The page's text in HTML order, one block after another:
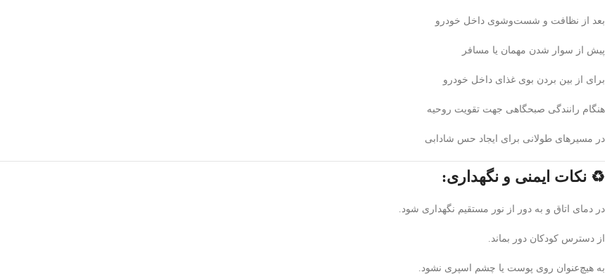
بعد از نظافت و شست‌وشوی داخل خودرو
پیش از سوار شدن مهمان یا مسافر
برای از بین بردن بوی غذای داخل خودرو
هنگام رانندگی صبحگاهی جهت تقویت روحیه
در مسیرهای طولانی برای ایجاد حس شادابی
♻️ نکات ایمنی و نگهداری:
در دمای اتاق و به دور از نور مستقیم نگهداری شود.
از دسترس کودکان دور بماند.
به هیچ‌عنوان روی پوست یا چشم اسپری نشود.